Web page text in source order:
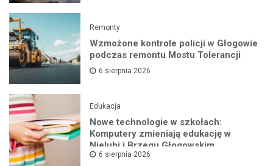
Remonty
Wzmożone kontrole policji w Głogowie
podczas remontu Mostu Tolerancji
6 sierpnia 2026
Edukacja
Nowe technologie w szkołach:
Komputery zmieniają edukację w
Nielubi i Brzegu Głogowskim
6 sierpnia 2026